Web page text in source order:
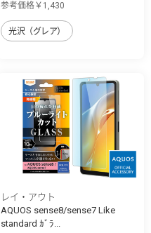
参考価格￥1,430
光沢（グレア）
レイ・アウト
AQUOS sense8/sense7 Like
standard ｶﾞﾗ...